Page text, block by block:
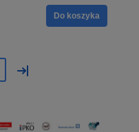
Do koszyka
»